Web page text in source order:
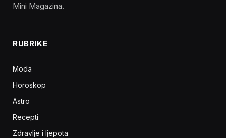
Mini Magazina.
RUBRIKE
Moda
Horoskop
Astro
Recepti
Zdravlje i ljepota